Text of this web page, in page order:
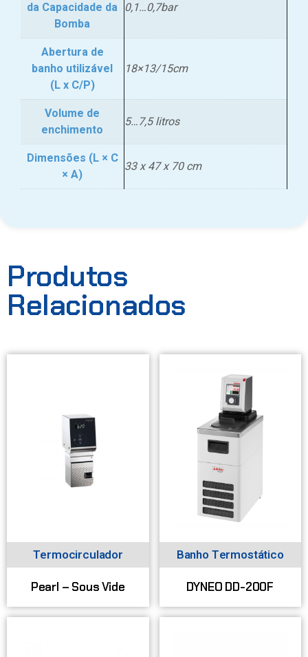
da Capacidade da
Bomba
0,1…0,7bar
Abertura de
banho utilizável
(L x C/P)
18×13/15cm
Volume de
enchimento
5…7,5 litros
Dimensões (L × C
× A)
33 x 47 x 70 cm
Produtos
Relacionados
Termocirculador
Pearl – Sous Vide
Banho Termostático
DYNEO DD-200F